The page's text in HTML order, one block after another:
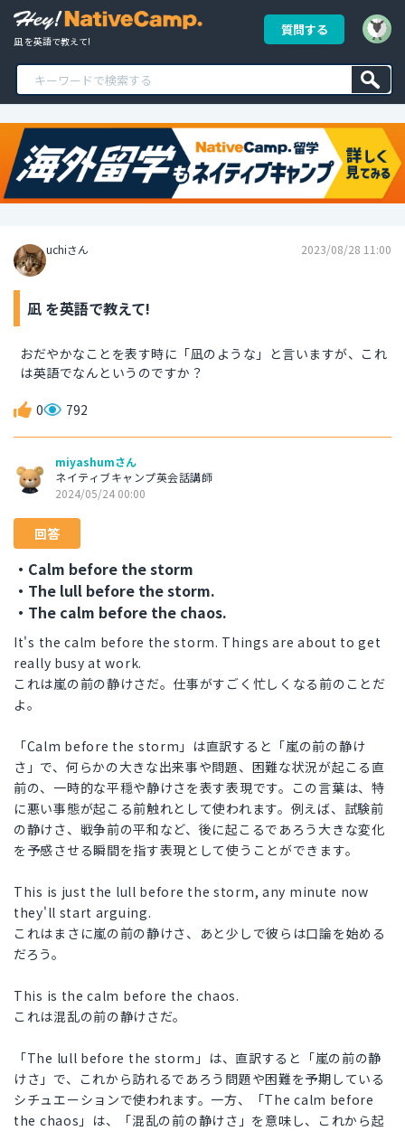
凪 を英語で教えて!
質問する
uchiさん 2023/08/28 11:00
凪 を英語で教えて!
おだやかなことを表す時に「凪のような」と言いますが、これ
は英語でなんというのですか？
0 792
miyashumさん
ネイティブキャンプ英会話講師
2024/05/24 00:00
回答
・Calm before the storm
・The lull before the storm.
・The calm before the chaos.
It's the calm before the storm. Things are about to get
really busy at work.
これは嵐の前の静けさだ。仕事がすごく忙しくなる前のことだ
よ。
「Calm before the storm」は直訳すると「嵐の前の静け
さ」で、何らかの大きな出来事や問題、困難な状況が起こる直
前の、一時的な平穏や静けさを表す表現です。この言葉は、特
に悪い事態が起こる前触れとして使われます。例えば、試験前
の静けさ、戦争前の平和など、後に起こるであろう大きな変化
を予感させる瞬間を指す表現として使うことができます。
This is just the lull before the storm, any minute now
they'll start arguing.
これはまさに嵐の前の静けさ、あと少しで彼らは口論を始める
だろう。
This is the calm before the chaos.
これは混乱の前の静けさだ。
「The lull before the storm」は、直訳すると「嵐の前の静
けさ」で、これから訪れるであろう問題や困難を予期している
シチュエーションで使われます。一方、「The calm before
the chaos」は、「混乱の前の静けさ」を意味し、これから起